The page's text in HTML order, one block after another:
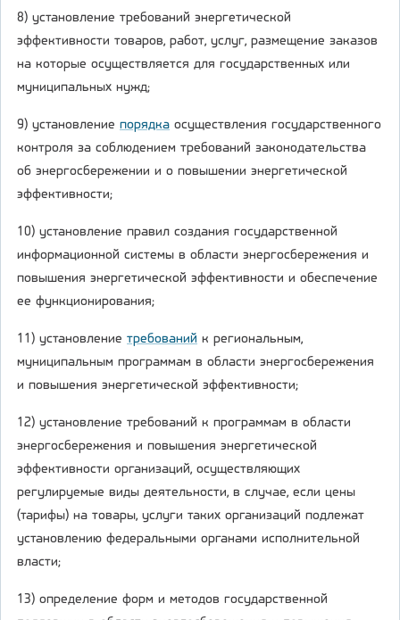
8) установление требований энергетической
эффективности товаров, работ, услуг, размещение заказов
на которые осуществляется для государственных или
муниципальных нужд;
9) установление порядка осуществления государственного
контроля за соблюдением требований законодательства
об энергосбережении и о повышении энергетической
эффективности;
10) установление правил создания государственной
информационной системы в области энергосбережения и
повышения энергетической эффективности и обеспечение
ее функционирования;
11) установление требований к региональным,
муниципальным программам в области энергосбережения
и повышения энергетической эффективности;
12) установление требований к программам в области
энергосбережения и повышения энергетической
эффективности организаций, осуществляющих
регулируемые виды деятельности, в случае, если цены
(тарифы) на товары, услуги таких организаций подлежат
установлению федеральными органами исполнительной
власти;
13) определение форм и методов государственной